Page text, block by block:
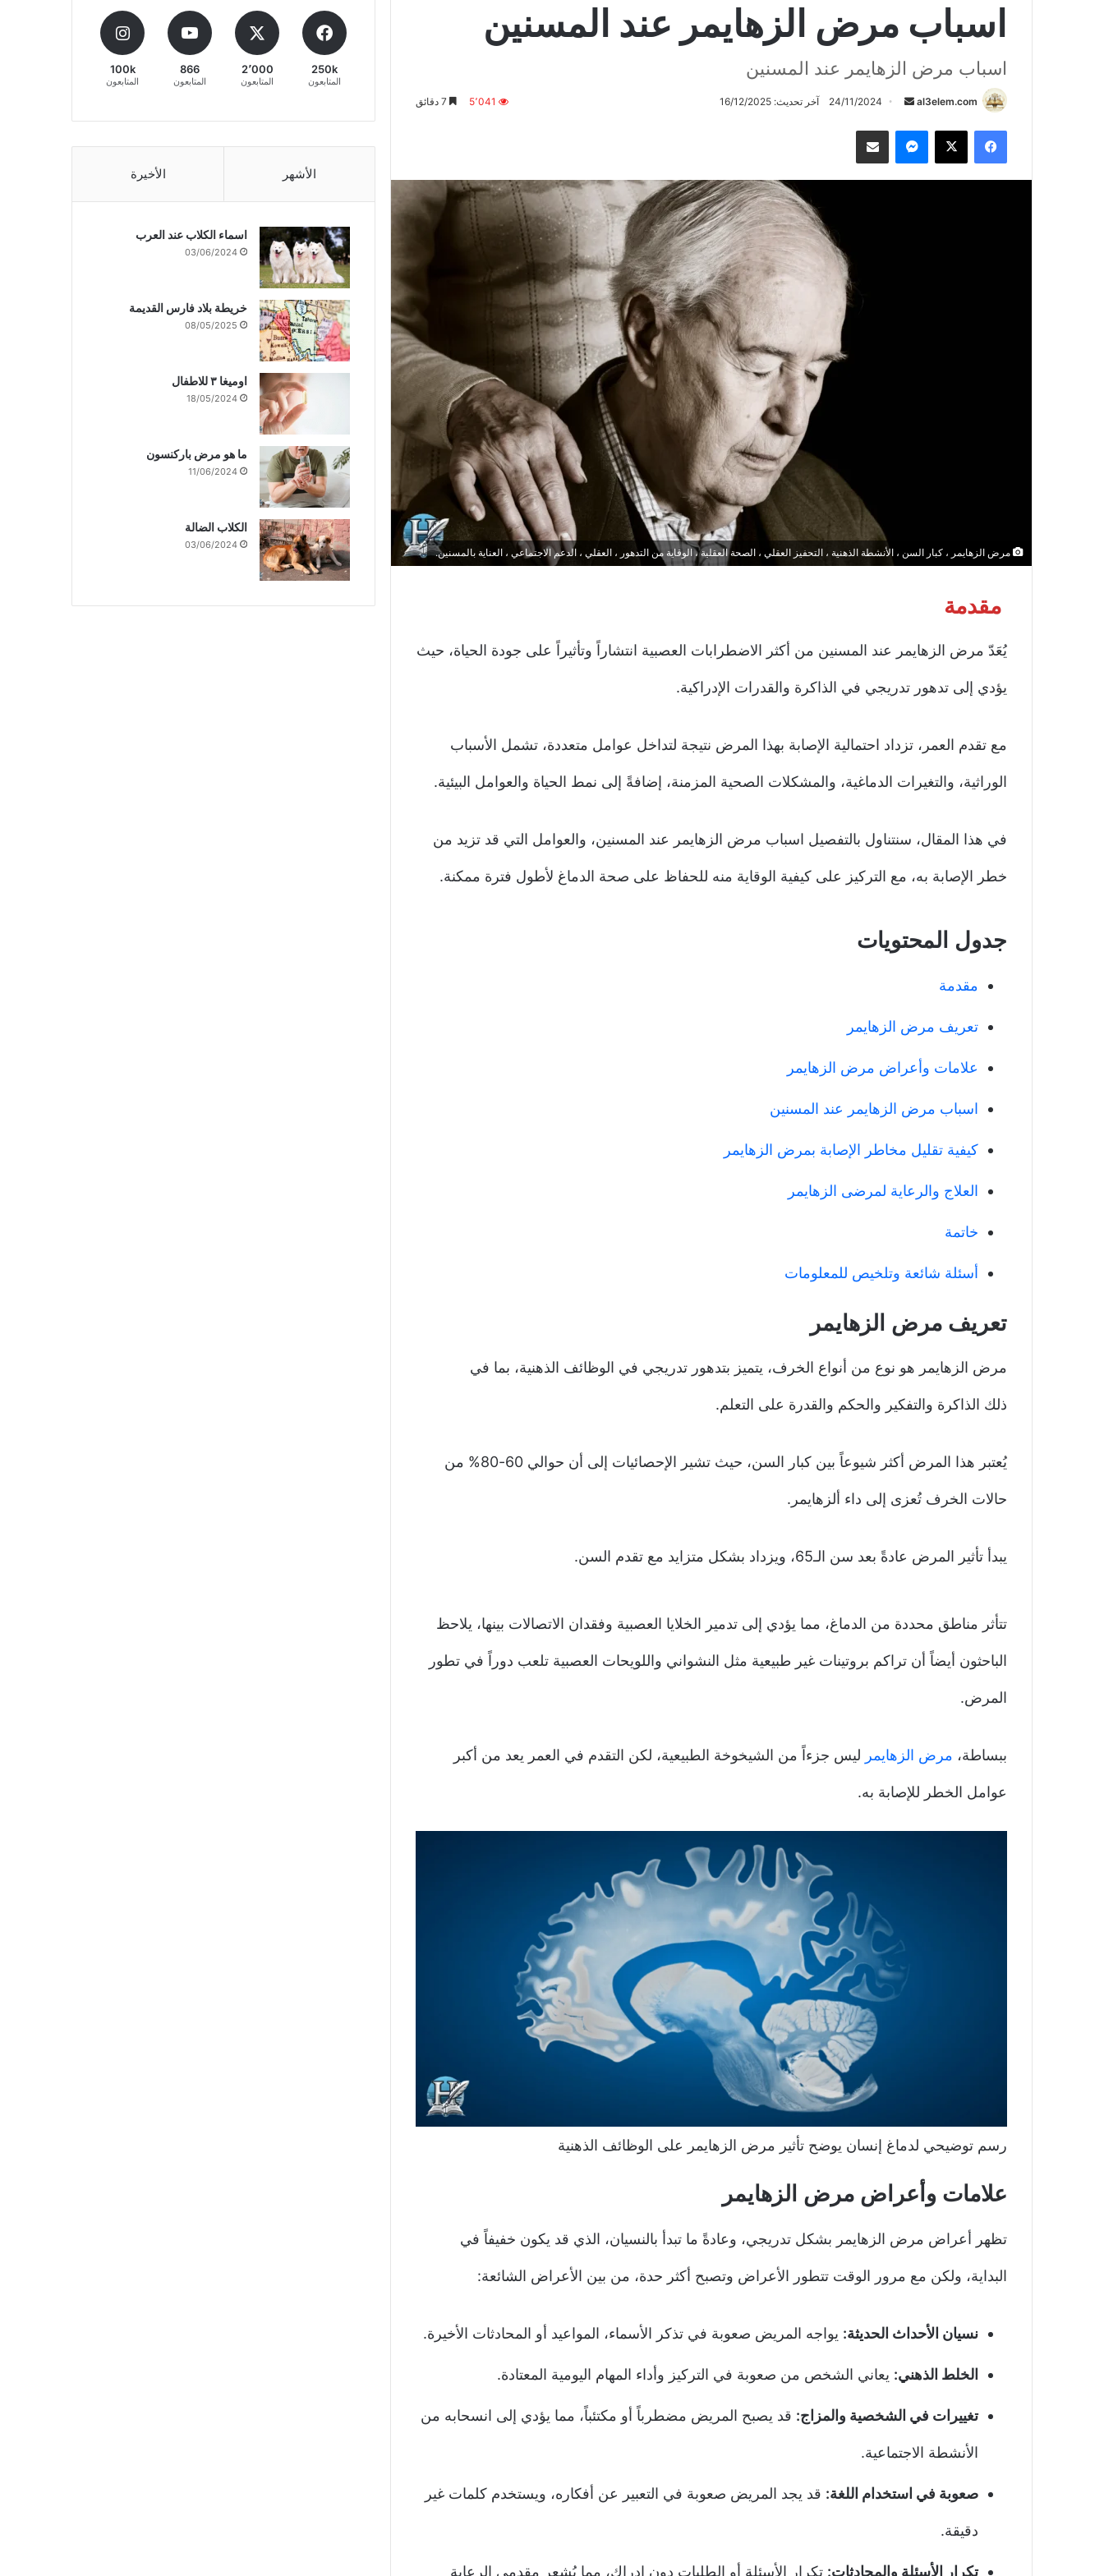
اسباب مرض الزهايمر عند المسنين
اسباب مرض الزهايمر عند المسنين
al3elem.com
أرسل
إلكترونيا
24/11/2024 آخر تحديث: 16/12/2025 5٬041
فيسبوك ‫X ماسنجر مشاركة عبر البريد
مرض الزهايمر ، كبار السن ، الأنشطة الذهنية ، التحفيز العقلي ، الصحة العقلية ، الوقاية من التدهور ، العقلي ، الدعم الاجتماعي ، العناية بالمسنين.
مقدمة
يُعَدّ مرض الزهايمر عند المسنين من أكثر الاضطرابات العصبية انتشاراً وتأثيراً على جودة الحياة، حيث
يؤدي إلى تدهور تدريجي في الذاكرة والقدرات الإدراكية.
مع تقدم العمر، تزداد احتمالية الإصابة بهذا المرض نتيجة لتداخل عوامل متعددة، تشمل الأسباب
الوراثية، والتغيرات الدماغية، والمشكلات الصحية المزمنة، إضافةً إلى نمط الحياة والعوامل البيئية.
في هذا المقال، سنتناول بالتفصيل اسباب مرض الزهايمر عند المسنين، والعوامل التي قد تزيد من
خطر الإصابة به، مع التركيز على كيفية الوقاية منه للحفاظ على صحة الدماغ لأطول فترة ممكنة.
جدول المحتويات
مقدمة
تعريف مرض الزهايمر
علامات وأعراض مرض الزهايمر
اسباب مرض الزهايمر عند المسنين
كيفية تقليل مخاطر الإصابة بمرض الزهايمر
العلاج والرعاية لمرضى الزهايمر
خاتمة
أسئلة شائعة وتلخيص للمعلومات
تعريف مرض الزهايمر
مرض الزهايمر هو نوع من أنواع الخرف، يتميز بتدهور تدريجي في الوظائف الذهنية، بما في
ذلك الذاكرة والتفكير والحكم والقدرة على التعلم.
يُعتبر هذا المرض أكثر شيوعاً بين كبار السن، حيث تشير الإحصائيات إلى أن حوالي 60-80% من
حالات الخرف تُعزى إلى داء ألزهايمر.
يبدأ تأثير المرض عادةً بعد سن الـ65، ويزداد بشكل متزايد مع تقدم السن.
تتأثر مناطق محددة من الدماغ، مما يؤدي إلى تدمير الخلايا العصبية وفقدان الاتصالات بينها، يلاحظ
الباحثون أيضاً أن تراكم بروتينات غير طبيعية مثل النشواني واللويحات العصبية تلعب دوراً في تطور
المرض.
ببساطة، مرض الزهايمر ليس جزءاً من الشيخوخة الطبيعية، لكن التقدم في العمر يعد من أكبر
عوامل الخطر للإصابة به.
رسم توضيحي لدماغ إنسان يوضح تأثير مرض الزهايمر على الوظائف الذهنية
علامات وأعراض مرض الزهايمر
تظهر أعراض مرض الزهايمر بشكل تدريجي، وعادةً ما تبدأ بالنسيان، الذي قد يكون خفيفاً في
البداية، ولكن مع مرور الوقت تتطور الأعراض وتصبح أكثر حدة، من بين الأعراض الشائعة:
نسيان الأحداث الحديثة: يواجه المريض صعوبة في تذكر الأسماء، المواعيد أو المحادثات الأخيرة.
الخلط الذهني: يعاني الشخص من صعوبة في التركيز وأداء المهام اليومية المعتادة.
تغييرات في الشخصية والمزاج: قد يصبح المريض مضطرباً أو مكتئباً، مما يؤدي إلى انسحابه من
الأنشطة الاجتماعية.
صعوبة في استخدام اللغة: قد يجد المريض صعوبة في التعبير عن أفكاره، ويستخدم كلمات غير
دقيقة.
تكرار الأسئلة والمحادثات: تكرار الأسئلة أو الطلبات دون إدراك، مما يُشعر مقدمي الرعاية
250k
المتابعون
2٬000
المتابعون
866
المتابعون
100k
المتابعون
الأشهر الأخيرة
اسماء الكلاب عند العرب
03/06/2024
خريطة بلاد فارس القديمة
08/05/2025
اوميغا ٣ للاطفال
18/05/2024
ما هو مرض باركنسون
11/06/2024
الكلاب الضالة
03/06/2024